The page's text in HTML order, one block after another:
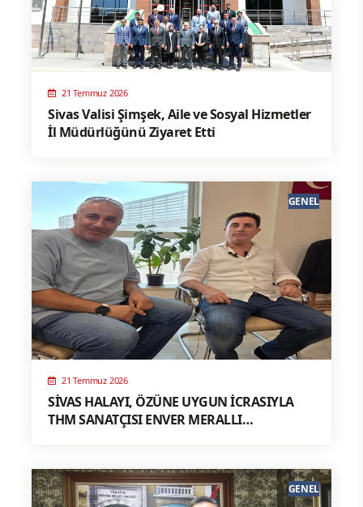
21 Temmuz 2026
Sivas Valisi Şimşek, Aile ve Sosyal Hizmetler
İl Müdürlüğünü Ziyaret Etti
21 Temmuz 2026
SİVAS HALAYI, ÖZÜNE UYGUN İCRASIYLA
THM SANATÇISI ENVER MERALLI
GENEL
GENEL